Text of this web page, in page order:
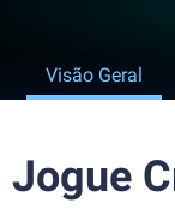
Visão Geral
Jogue